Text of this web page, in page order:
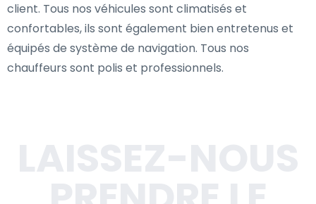
client. Tous nos véhicules sont climatisés et
confortables, ils sont également bien entretenus et
équipés de système de navigation. Tous nos
chauffeurs sont polis et professionnels.